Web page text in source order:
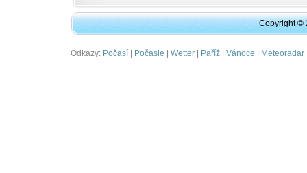
Copyright ©
Odkazy: Počasí| Počasie | Wetter| Paříž| Vánoce | Meteoradar